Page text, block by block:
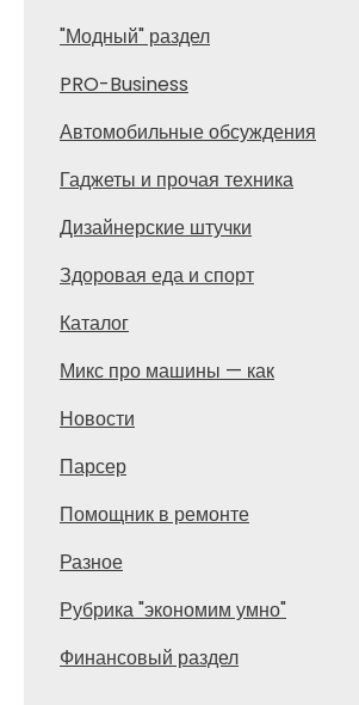
"Модный" раздел
PRO-Business
Автомобильные обсуждения
Гаджеты и прочая техника
Дизайнерские штучки
Здоровая еда и спорт
Каталог
Микс про машины — как
Новости
Парсер
Помощник в ремонте
Разное
Рубрика "экономим умно"
Финансовый раздел